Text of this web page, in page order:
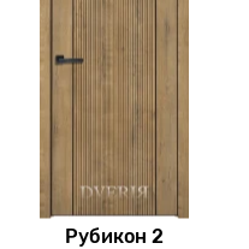
Рубикон 2